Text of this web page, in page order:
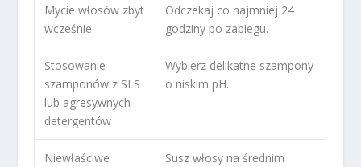
Mycie włosów zbyt
wcześnie
Odczekaj co najmniej 24
godziny po zabiegu.
Stosowanie
szamponów z SLS
lub agresywnych
detergentów
Wybierz delikatne szampony
o niskim pH.
Niewłaściwe
Susz włosy na średnim